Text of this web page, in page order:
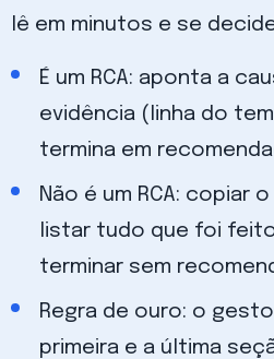
lê em minutos e se
É um RCA: aponta a
evidência (linha do
termina em
Não é um RCA: copiar
listar tudo que foi
terminar sem
Regra de ouro: o
primeira e a última